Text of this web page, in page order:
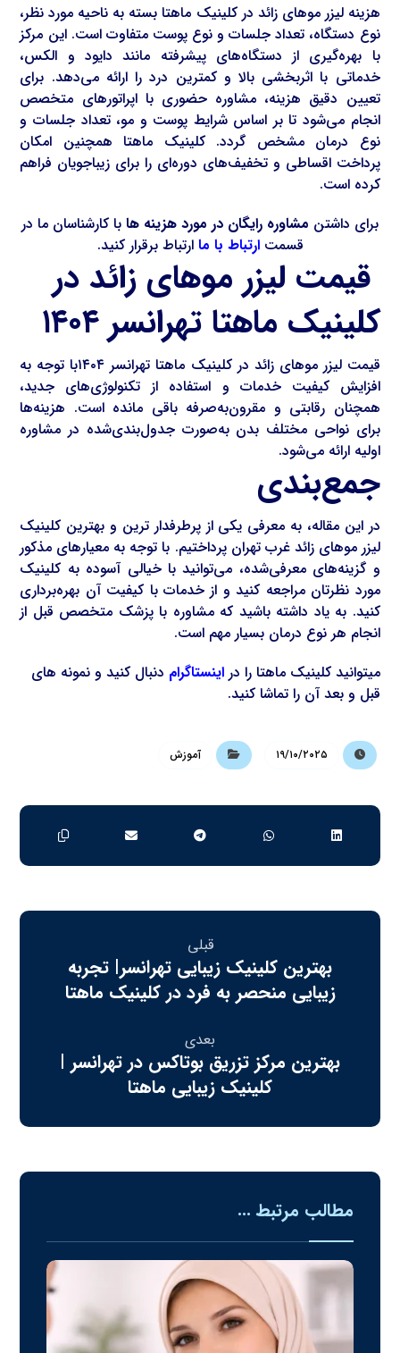
هزینه لیزر موهای زائد در کلینیک ماهتا بسته به ناحیه مورد نظر،
نوع دستگاه، تعداد جلسات و نوع پوست متفاوت است. این مرکز
با بهره‌گیری از دستگاه‌های پیشرفته مانند دایود و الکس،
خدماتی با اثربخشی بالا و کمترین درد را ارائه می‌دهد. برای
تعیین دقیق هزینه، مشاوره حضوری با اپراتورهای متخصص
انجام می‌شود تا بر اساس شرایط پوست و مو، تعداد جلسات و
نوع درمان مشخص گردد. کلینیک ماهتا همچنین امکان
پرداخت اقساطی و تخفیف‌های دوره‌ای را برای زیباجویان فراهم
کرده است.
برای داشتن مشاوره رایگان در مورد هزینه ها با کارشناسان ما در
قسمتارتباط با ما ارتباط برقرار کنید.
قیمت لیزر موهای زائد در
کلینیک ماهتا تهرانسر ۱۴۰۴
قیمت لیزر موهای زائد در کلینیک ماهتا تهرانسر ۱۴۰۴با توجه به
افزایش کیفیت خدمات و استفاده از تکنولوژی‌های جدید،
همچنان رقابتی و مقرون‌به‌صرفه باقی مانده است. هزینه‌ها
برای نواحی مختلف بدن به‌صورت جدول‌بندی‌شده در مشاوره
اولیه ارائه می‌شود.
جمع‌بندی
در این مقاله، به معرفی یکی از پرطرفدار ترین و بهترین کلینیک
لیزر موهای زائد غرب تهران پرداختیم. با توجه به معیارهای مذکور
و گزینه‌های معرفی‌شده، می‌توانید با خیالی آسوده به کلینیک
مورد نظرتان مراجعه کنید و از خدمات با کیفیت آن بهره‌برداری
کنید. به یاد داشته باشید که مشاوره با پزشک متخصص قبل از
انجام هر نوع درمان بسیار مهم است.
میتوانید کلینیک ماهتا را دراینستاگرام دنبال کنید و نمونه های
قبل و بعد آن را تماشا کنید.
۱۹/۱۰/۲۰۲۵ آموزش
قبلی
بهترین کلینیک زیبایی تهرانسر| تجربه
زیبایی منحصر به فرد در کلینیک ماهتا
بعدی
بهترین مرکز تزریق بوتاکس در تهرانسر |
کلینیک زیبایی ماهتا
مطالب مرتبط ...